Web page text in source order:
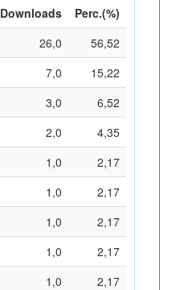
Downloads
Perc.(%)
26,0
56,52
7,0
15,22
3,0
6,52
2,0
4,35
1,0
2,17
1,0
2,17
1,0
2,17
1,0
2,17
1,0
2,17